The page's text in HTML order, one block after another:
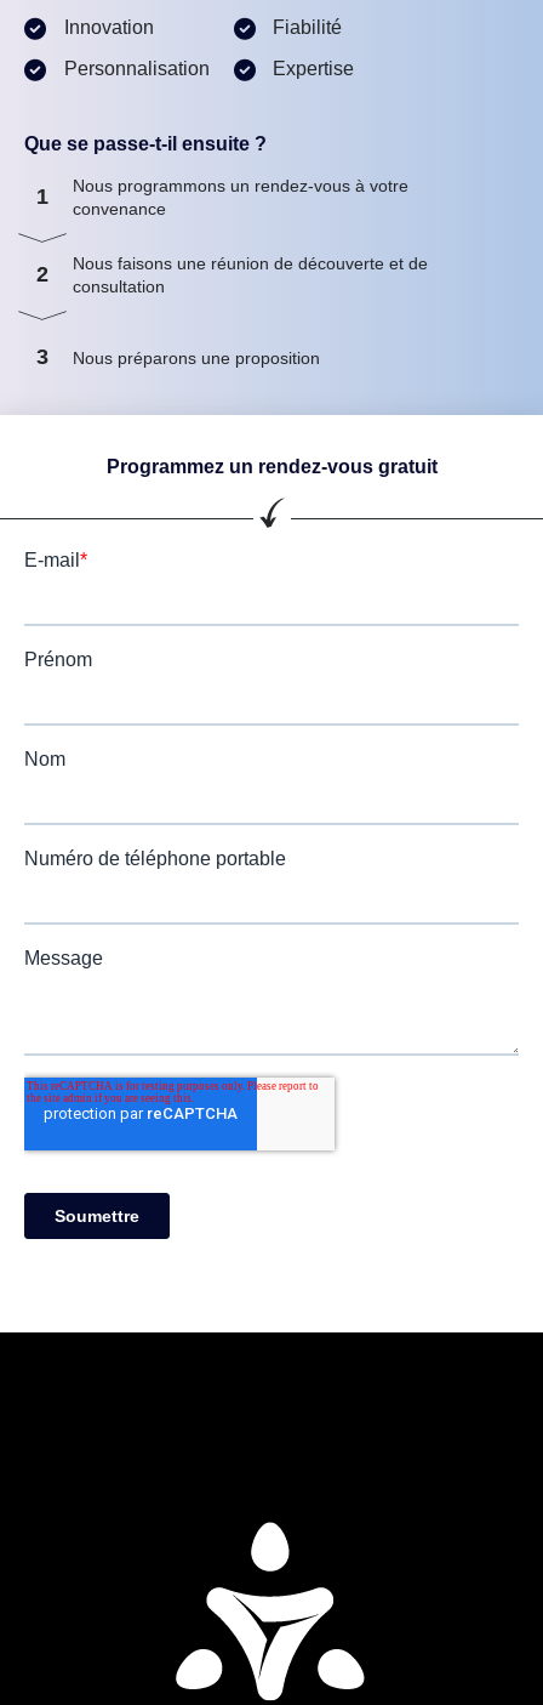
Innovation
Personnalisation
Fiabilité
Expertise
Que se passe-t-il ensuite ?
1
Nous programmons un rendez-vous à votre
convenance
2
Nous faisons une réunion de découverte et de
consultation
3 Nous préparons une proposition
Programmez un rendez-vous gratuit